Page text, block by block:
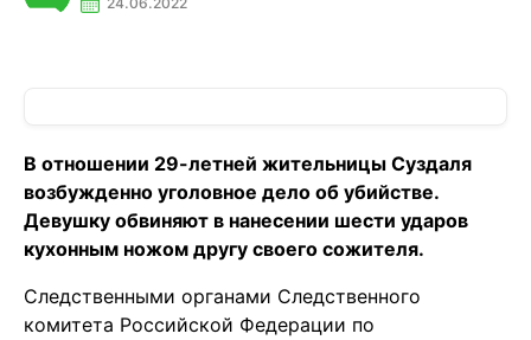
В отношении 29-летней жительницы Суздаля
возбужденно уголовное дело об убийстве.
Девушку обвиняют в нанесении шести ударов
кухонным ножом другу своего сожителя.
Следственными органами Следственного
комитета Российской Федерации по